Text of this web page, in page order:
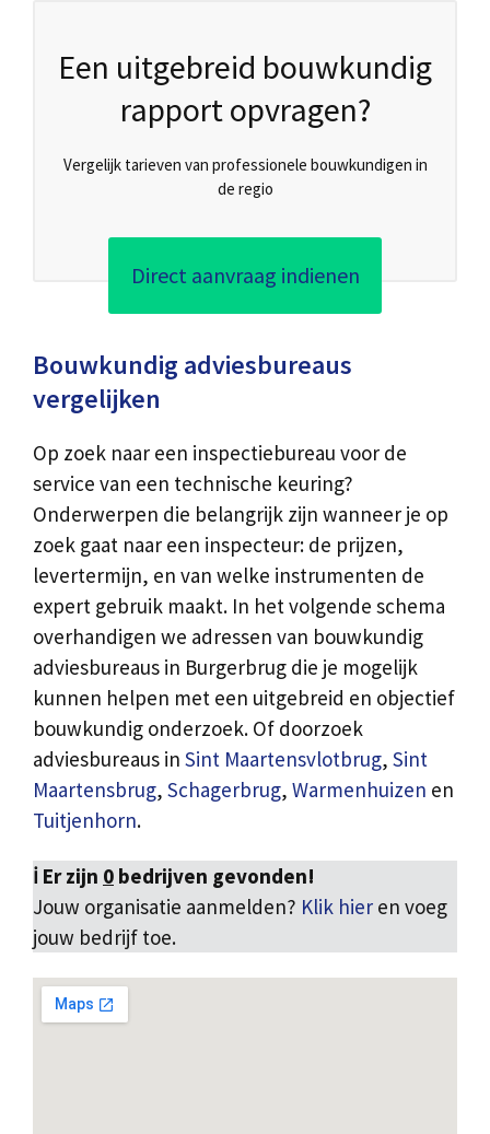
Een uitgebreid bouwkundig
rapport opvragen?
Vergelijk tarieven van professionele bouwkundigen in
de regio
Direct aanvraag indienen
Bouwkundig adviesbureaus
vergelijken
Op zoek naar een inspectiebureau voor de
service van een technische keuring?
Onderwerpen die belangrijk zijn wanneer je op
zoek gaat naar een inspecteur: de prijzen,
levertermijn, en van welke instrumenten de
expert gebruik maakt. In het volgende schema
overhandigen we adressen van bouwkundig
adviesbureaus in Burgerbrug die je mogelijk
kunnen helpen met een uitgebreid en objectief
bouwkundig onderzoek. Of doorzoek
adviesbureaus in Sint Maartensvlotbrug, Sint
Maartensbrug, Schagerbrug, Warmenhuizen en
Tuitjenhorn.
ℹ️ Er zijn 0 bedrijven gevonden!
Jouw organisatie aanmelden? Klik hier en voeg
jouw bedrijf toe.